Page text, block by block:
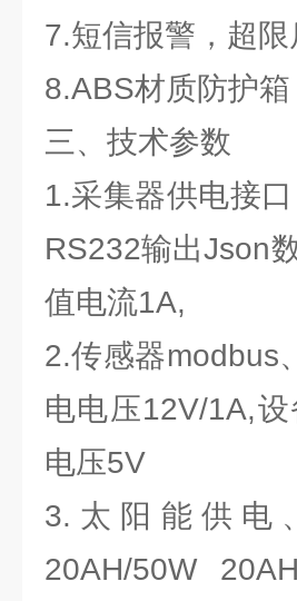
7.短信报警，超
8.ABS材质防护
三、技术参数
1.采集器供电接
RS232输出Json
值电流1A,
2.传感器modbus
电电压12V/1A,
电压5V
3.太阳能供电
20AH/50W